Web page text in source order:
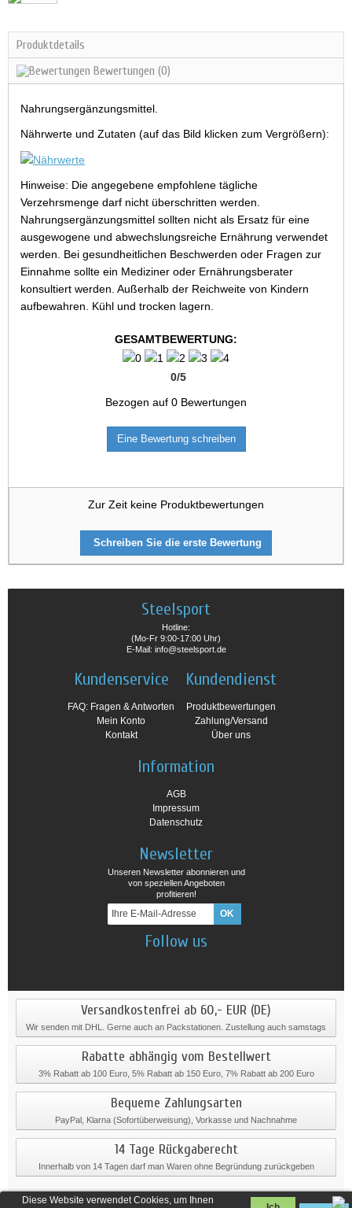
Diese Website verwendet Cookies, um Ihnen
Produktdetails
Bewertungen (0)
Nahrungsergänzungsmittel.
Nährwerte und Zutaten (auf das Bild klicken zum Vergrößern):
Hinweise: Die angegebene empfohlene tägliche
Verzehrsmenge darf nicht überschritten werden.
Nahrungsergänzungsmittel sollten nicht als Ersatz für eine
ausgewogene und abwechslungsreiche Ernährung verwendet
werden. Bei gesundheitlichen Beschwerden oder Fragen zur
Einnahme sollte ein Mediziner oder Ernährungsberater
konsultiert werden. Außerhalb der Reichweite von Kindern
aufbewahren. Kühl und trocken lagern.
GESAMTBEWERTUNG:
0/5
Bezogen auf 0 Bewertungen
Eine Bewertung schreiben
Zur Zeit keine Produktbewertungen
Schreiben Sie die erste Bewertung
Steelsport
Hotline:
(Mo-Fr 9:00-17:00 Uhr)
E-Mail: info@steelsport.de
Kundenservice
FAQ: Fragen & Antworten
Mein Konto
Kontakt
Kundendienst
Produktbewertungen
Zahlung/Versand
Über uns
Information
AGB
Impressum
Datenschutz
Newsletter
Unseren Newsletter abonnieren und
von speziellen Angeboten
profitieren!
Follow us
Versandkostenfrei ab 60,- EUR (DE)
Wir senden mit DHL. Gerne auch an Packstationen. Zustellung auch samstags
Rabatte abhängig vom Bestellwert
3% Rabatt ab 100 Euro, 5% Rabatt ab 150 Euro, 7% Rabatt ab 200 Euro
Bequeme Zahlungsarten
PayPal, Klarna (Sofortüberweisung), Vorkasse und Nachnahme
14 Tage Rückgaberecht
Innerhalb von 14 Tagen darf man Waren ohne Begründung zurückgeben